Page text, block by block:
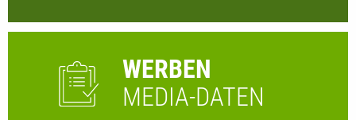
WERBEN
MEDIA-DATEN